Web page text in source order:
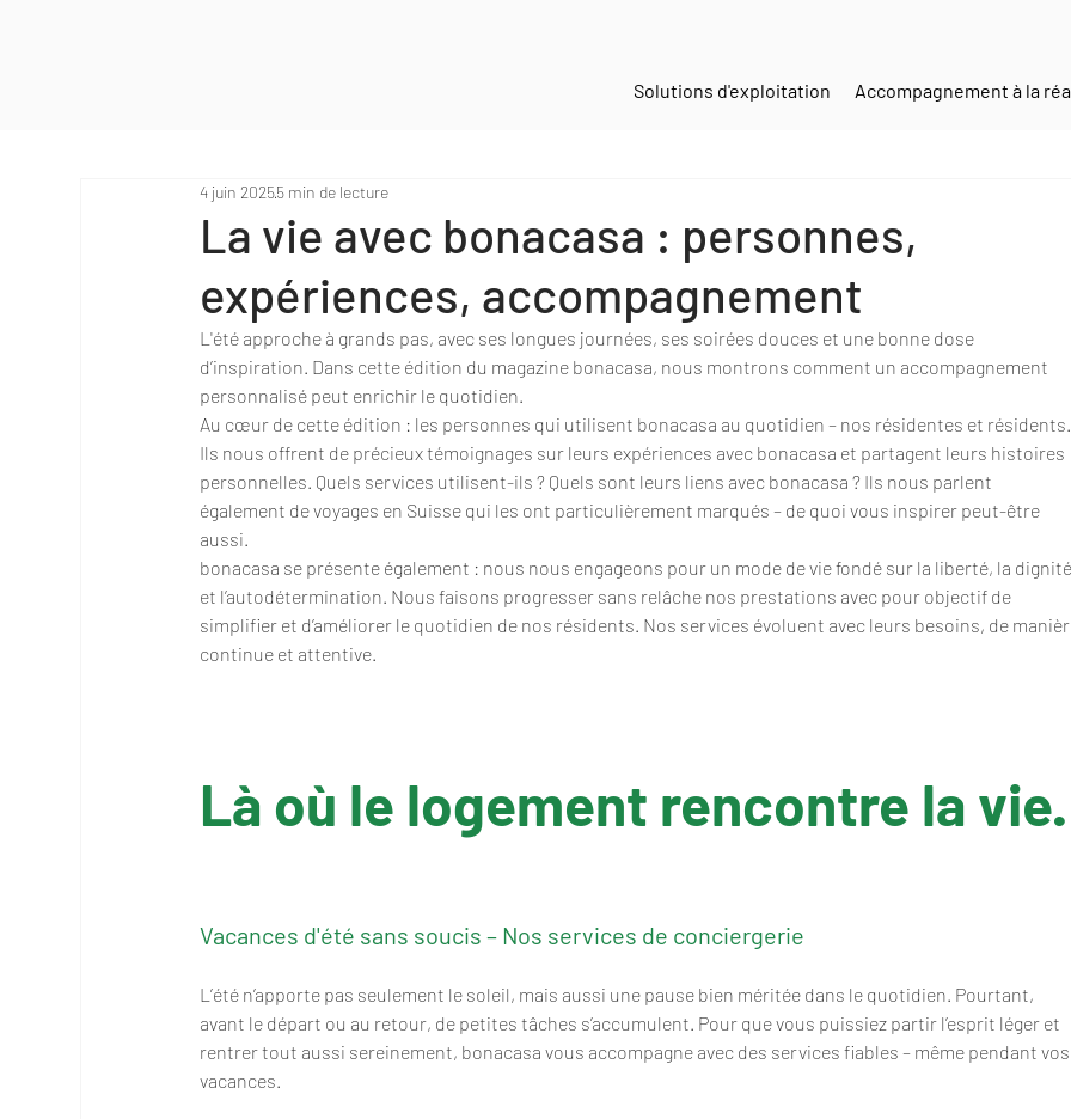
Solutions d'exploitation Accompagnement à la
La vie avec bonacasa : personnes,
expériences, accompagnement
4 juin 20255 min de lecture
L'été approche à grands pas, avec ses longues journées, ses soirées douces et une bonne dose
d’inspiration. Dans cette édition du magazine bonacasa, nous montrons comment un accompagnement
personnalisé peut enrichir le quotidien.
Au cœur de cette édition : les personnes qui utilisent bonacasa au quotidien – nos résidentes et
Ils nous offrent de précieux témoignages sur leurs expériences avec bonacasa et partagent leurs histoires
personnelles. Quels services utilisent-ils ? Quels sont leurs liens avec bonacasa ? Ils nous parlent
également de voyages en Suisse qui les ont particulièrement marqués – de quoi vous inspirer peut-être
aussi.
bonacasa se présente également : nous nous engageons pour un mode de vie fondé sur la liberté, la
et l’autodétermination. Nous faisons progresser sans relâche nos prestations avec pour objectif de
simplifier et d’améliorer le quotidien de nos résidents. Nos services évoluent avec leurs besoins, de
continue et attentive.
Là où le logement rencontre la vie.
Vacances d'été sans soucis – Nos services de conciergerie
L’été n’apporte pas seulement le soleil, mais aussi une pause bien méritée dans le quotidien. Pourtant,
avant le départ ou au retour, de petites tâches s’accumulent. Pour que vous puissiez partir l’esprit léger et
rentrer tout aussi sereinement, bonacasa vous accompagne avec des services fiables – même pendant
vacances.